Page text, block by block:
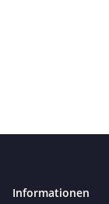
Informationen